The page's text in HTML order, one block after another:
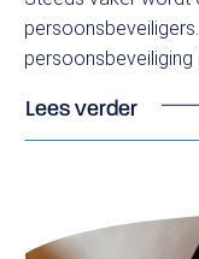
persoonsbeveiliging
Lees verder